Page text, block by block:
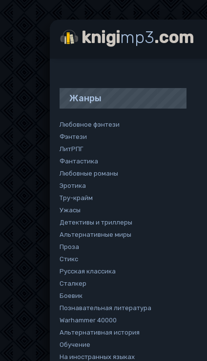
Жанры
Любовное фэнтези
Фэнтези
ЛитРПГ
Фантастика
Любовные романы
Эротика
Тру-крайм
Ужасы
Детективы и триллеры
Альтернативные миры
Проза
Стикс
Русская классика
Сталкер
Боевик
Познавательная литература
Warhammer 40000
Альтернативная история
Обучение
На иностранных языках
knigimp3.com